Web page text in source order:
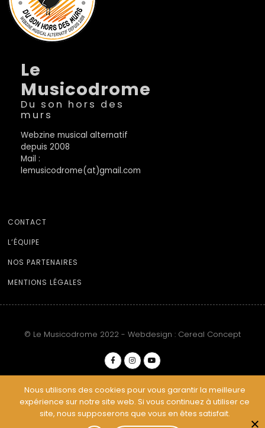
Le
Musicodrome
Du son hors des
murs
Webzine musical alternatif
depuis 2008
Mail :
lemusicodrome(at)gmail.com
CONTACT
L’ÉQUIPE
NOS PARTENAIRES
MENTIONS LÉGALES
© Le Musicodrome 2022 - Webdesign : Cereal Concept
Nous utilisons des cookies pour vous garantir la meilleure
expérience sur notre site web. Si vous continuez à utiliser ce
site, nous supposerons que vous en êtes satisfait.